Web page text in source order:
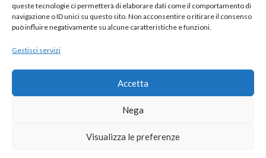
queste tecnologie ci permetterà di elaborare dati come il comportamento di
navigazione o ID unici su questo sito. Non acconsentire o ritirare il consenso
può influire negativamente su alcune caratteristiche e funzioni.
Gestisci servizi
Accetta
Nega
Visualizza le preferenze
EdoardoCoen.it © Copyright 2017 – 2026
Tutti i diritti sono riservati.